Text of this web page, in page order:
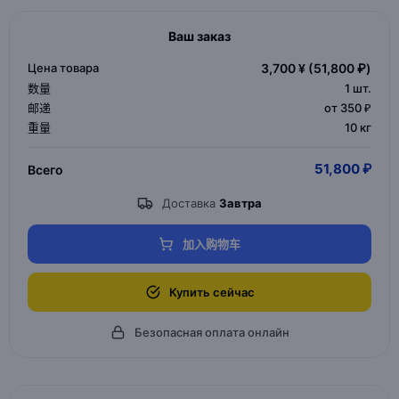
Ваш заказ
Цена товара 3,700 ¥ (51,800 ₽)
数量 1 шт.
邮递
от 350 ₽
重量
10 кг
Всего 51,800 ₽
Доставка Завтра
加入购物车
Купить сейчас
Безопасная оплата онлайн